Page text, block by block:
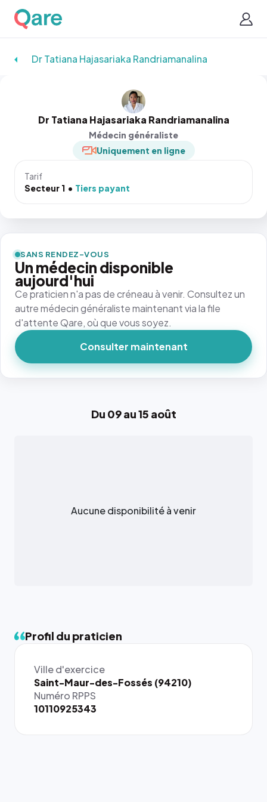
Dr Tatiana Hajasariaka Randriamanalina
Dr Tatiana Hajasariaka Randriamanalina
Médecin généraliste
Uniquement en ligne
Tarif
Secteur 1
Tiers payant
Du 09 au 15 août
Aucune disponibilité à venir
Profil du praticien
Ville d'exercice
Saint-Maur-des-Fossés (94210)
Numéro RPPS
10110925343
SANS RENDEZ-VOUS
Un médecin disponible
aujourd'hui
Ce praticien n'a pas de créneau à venir. Consultez un
autre médecin généraliste maintenant via la file
d'attente Qare, où que vous soyez.
Consulter maintenant
{# 40×40
: la taille
rendue par
`.profile-